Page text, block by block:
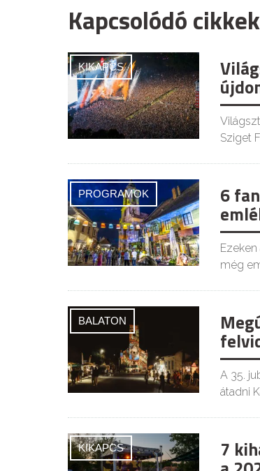
Kapcsolódó cikkek
KIKAPCS
Sziget
PROGRAMOK 6
még
BALATON
A 35.
átadni
KIKAPCS 7